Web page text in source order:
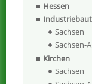
Hessen
Sachsen
Sachsen-
Kirchen
Sachsen